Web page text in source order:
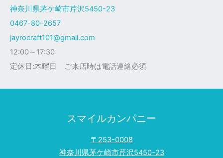
様
神奈川県茅ケ崎市芹沢5450-23
0467-80-2657
jayrocraft101@gmail.com
12:00～17:30
定休日:木曜日 ご来店時は電話連絡必須
スマイルカンパニー
〒253-0008
神奈川県茅ケ崎市芹沢5450-23